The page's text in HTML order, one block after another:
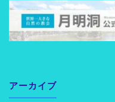
アーカイブ